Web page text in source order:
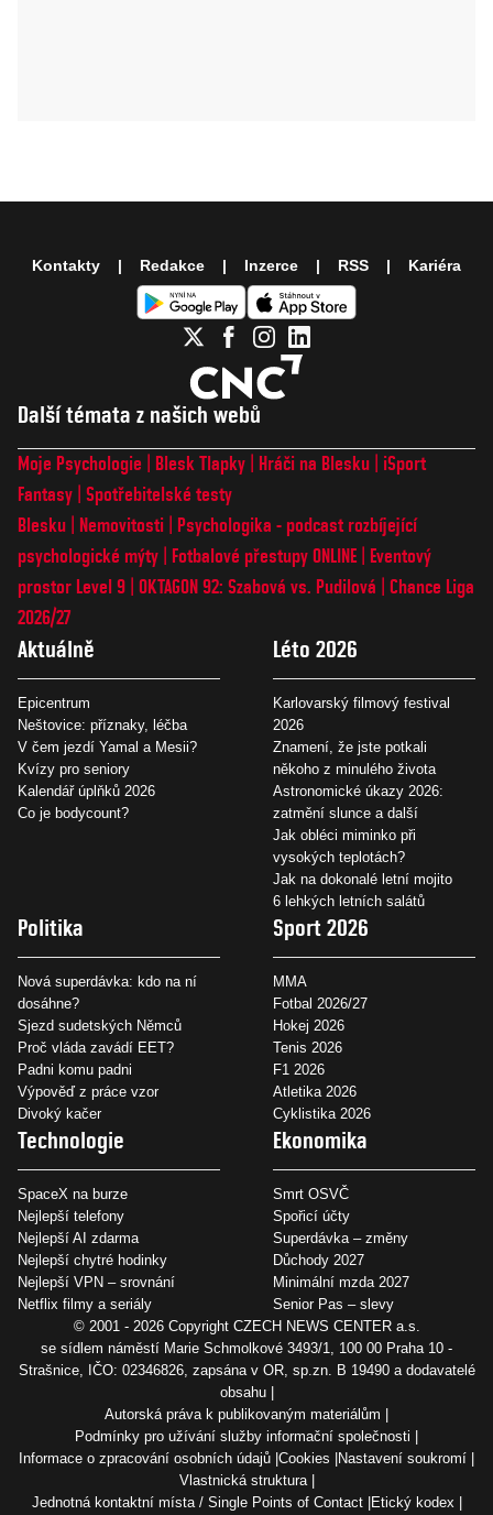
Další témata z našich webů
Moje Psychologie Blesk Tlapky Hráči na Blesku
iSport
Fantasy Spotřebitelské testy
Blesku
Nemovitosti
Psychologika - podcast rozbíjející
psychologické mýty
Fotbalové přestupy ONLINE
Eventový
prostor Level 9 OKTAGON 92: Szabová vs. Pudilová
Chance Liga
2026/27
Aktuálně
Epicentrum
Neštovice: příznaky, léčba
V čem jezdí Yamal a Mesii?
Kvízy pro seniory
Kalendář úplňků 2026
Co je bodycount?
Léto 2026
Karlovarský filmový festival
2026
Znamení, že jste potkali
někoho z minulého života
Astronomické úkazy 2026:
zatmění slunce a další
Jak obléci miminko při
vysokých teplotách?
Jak na dokonalé letní mojito
6 lehkých letních salátů
Politika
Nová superdávka: kdo na ní
dosáhne?
Sjezd sudetských Němců
Proč vláda zavádí EET?
Padni komu padni
Výpověď z práce vzor
Divoký kačer
Sport 2026
MMA
Fotbal 2026/27
Hokej 2026
Tenis 2026
F1 2026
Atletika 2026
Cyklistika 2026
Technologie
SpaceX na burze
Nejlepší telefony
Nejlepší AI zdarma
Nejlepší chytré hodinky
Nejlepší VPN – srovnání
Netflix filmy a seriály
Ekonomika
Smrt OSVČ
Spořicí účty
Superdávka – změny
Důchody 2027
Minimální mzda 2027
Senior Pas – slevy
Kontakty Redakce Inzerce RSS Kariéra
© 2001 - 2026 Copyright CZECH NEWS CENTER a.s.
se sídlem náměstí Marie Schmolkové 3493/1, 100 00 Praha 10 -
Strašnice, IČO: 02346826, zapsána v OR, sp.zn. B 19490 a dodavatelé
obsahu
Autorská práva k publikovaným materiálům
Podmínky pro užívání služby informační společnosti
Informace o zpracování osobních údajů Cookies
Nastavení soukromí
Vlastnická struktura
Jednotná kontaktní místa / Single Points of Contact
Etický kodex